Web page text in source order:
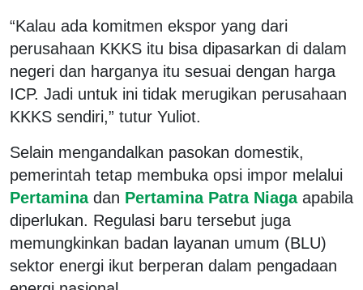
“Kalau ada komitmen ekspor yang dari
perusahaan KKKS itu bisa dipasarkan di dalam
negeri dan harganya itu sesuai dengan harga
ICP. Jadi untuk ini tidak merugikan perusahaan
KKKS sendiri,” tutur Yuliot.
Selain mengandalkan pasokan domestik,
pemerintah tetap membuka opsi impor melalui
Pertamina dan Pertamina Patra Niaga apabila
diperlukan. Regulasi baru tersebut juga
memungkinkan badan layanan umum (BLU)
sektor energi ikut berperan dalam pengadaan